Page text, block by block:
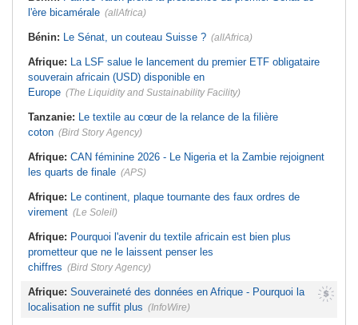
Bokar Biro et de trois de ses
proches
premier président
l'environnement - La Roots Wild
Foundation distinguée au Grand Prix
Nelson Mandela
rétablissement du courant
premier tour, le Club Africain hérite
Tunisie:Crise sanitaire au pays -
incontrôlable d'Ebola
l'ère bicamérale (allAfrica)
Bénin: Le Sénat, un couteau Suisse ? (allAfrica)
Afrique: La LSF salue le lancement du premier ETF obligataire
souverain africain (USD) disponible en
Europe (The Liquidity and Sustainability Facility)
Tanzanie: Le textile au cœur de la relance de la filière
coton (Bird Story Agency)
Afrique: CAN féminine 2026 - Le Nigeria et la Zambie rejoignent
les quarts de finale (APS)
Afrique: Le continent, plaque tournante des faux ordres de
virement (Le Soleil)
Afrique: Pourquoi l'avenir du textile africain est bien plus
prometteur que ne le laissent penser les
chiffres (Bird Story Agency)
Afrique: Souveraineté des données en Afrique - Pourquoi la
localisation ne suffit plus (InfoWire)